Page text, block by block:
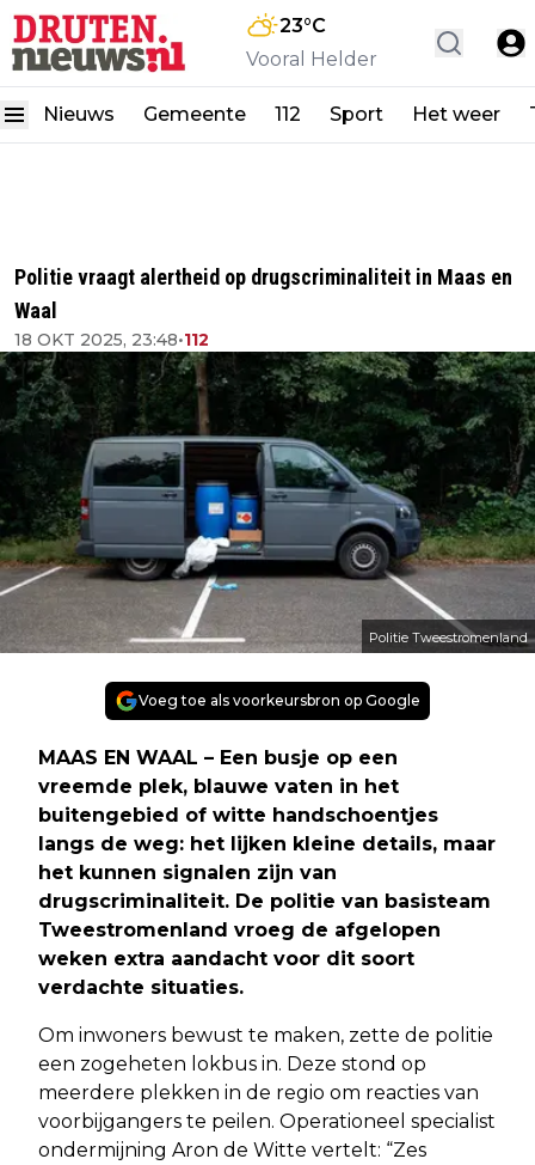
23°C
Vooral Helder
Nieuws Gemeente 112 Sport Het weer
Politie vraagt alertheid op drugscriminaliteit in Maas en
Waal
18 OKT 2025, 23:48•112
Politie Tweestromenland
Voeg toe als voorkeursbron op Google
MAAS EN WAAL – Een busje op een
vreemde plek, blauwe vaten in het
buitengebied of witte handschoentjes
langs de weg: het lijken kleine details, maar
het kunnen signalen zijn van
drugscriminaliteit. De politie van basisteam
Tweestromenland vroeg de afgelopen
weken extra aandacht voor dit soort
verdachte situaties.
Om inwoners bewust te maken, zette de politie
een zogeheten lokbus in. Deze stond op
meerdere plekken in de regio om reacties van
voorbijgangers te peilen. Operationeel specialist
ondermijning Aron de Witte vertelt: “Zes